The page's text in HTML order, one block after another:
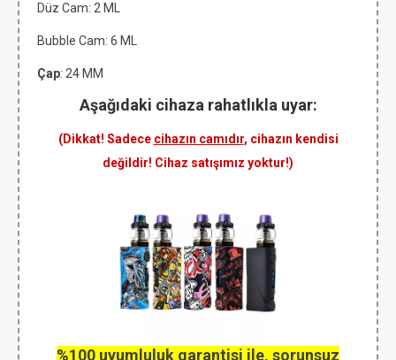
Düz Cam: 2 ML
Bubble Cam: 6 ML
Çap: 24 MM
Aşağıdaki cihaza rahatlıkla uyar:
(Dikkat! Sadece cihazın camıdır, cihazın kendisi
değildir! Cihaz satışımız yoktur!)
%100 uyumluluk garantisi ile, sorunsuz